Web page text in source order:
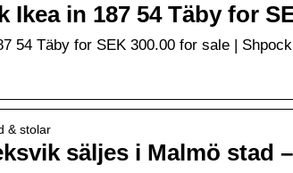
Ikea in 187 54 Täby for
54 Täby for SEK 300.00 for sale | Shpock
& stolar
säljes i Malmö stad